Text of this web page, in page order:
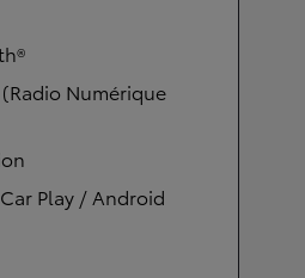
Numérique
Play / Android